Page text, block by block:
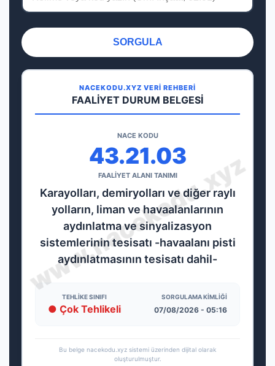
SORGULA
NACEKODU.XYZ VERİ REHBERİ
FAALİYET DURUM BELGESİ
NACE KODU
43.21.03
FAALİYET ALANI TANIMI
Karayolları, demiryolları ve diğer raylı
yolların, liman ve havaalanlarının
aydınlatma ve sinyalizasyon
sistemlerinin tesisatı -havaalanı pisti
aydınlatmasının tesisatı dahil-
TEHLIKE SINIFI
● Çok Tehlikeli
SORGULAMA KIMLIĞI
07/08/2026 - 05:16
Bu belge nacekodu.xyz sistemi üzerinden dijital olarak
oluşturulmuştur.